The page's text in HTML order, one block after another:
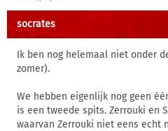
socrates
Ik ben nog helemaal niet onder
zomer).
We hebben eigenlijk nog geen
is een tweede spits. Zerrouki en
waarvan Zerrouki niet eens echt